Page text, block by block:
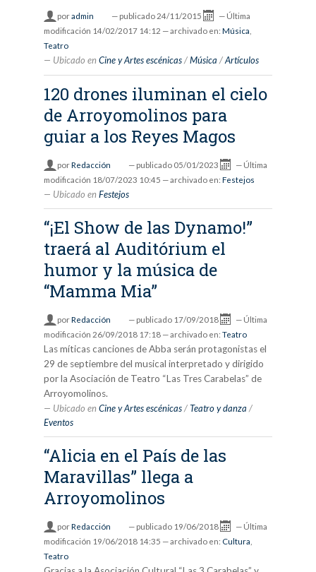
poradmin — publicado 24/11/2015 — Última
modificación 14/02/2017 14:12 — archivado en: Música
Teatro
Ubicado en Cine y Artes escénicas /Música /Artículos
120 drones iluminan el cielo
de Arroyomolinos para
guiar a los Reyes Magos
porRedacción — publicado 05/01/2023 — Última
modificación 18/07/2023 10:45 — archivado en: Festejos
Ubicado en Festejos
“¡El Show de las Dynamo!”
traerá al Auditórium el
humor y la música de
“Mamma Mia”
porRedacción — publicado 17/09/2018 — Última
modificación 26/09/2018 17:18 — archivado en: Teatro
Las míticas canciones de Abba serán protagonistas el
29 de septiembre del musical interpretado y dirigido
por la Asociación de Teatro “Las Tres Carabelas” de
Arroyomolinos.
Ubicado en Cine y Artes escénicas /Teatro y danza /
Eventos
“Alicia en el País de las
Maravillas” llega a
Arroyomolinos
porRedacción — publicado 19/06/2018 — Última
modificación 19/06/2018 14:35 — archivado en: Cultura
Teatro